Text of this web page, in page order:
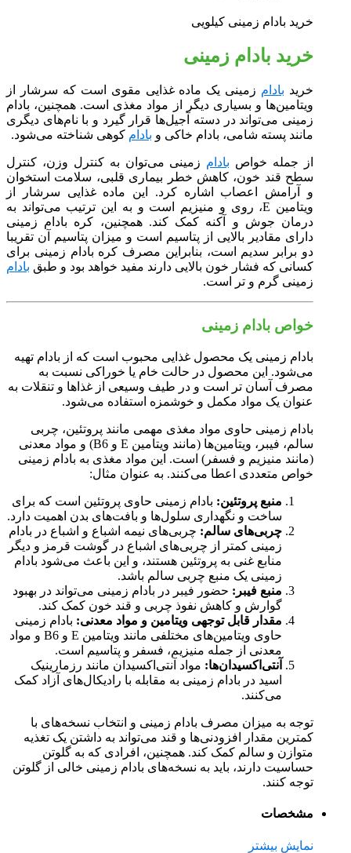
خرید بادام زمینی کیلویی
خرید بادام زمینی
خرید بادام زمینی یک ماده غذایی مقوی است که سرشار از
ویتامین‌ها و بسیاری دیگر از مواد مغذی است. همچنین، بادام
زمینی می‌تواند در دسته آجیل‌ها قرار گیرد و با نام‌های دیگری
مانند پسته شامی، بادام خاکی و بادام کوهی شناخته می‌شود.
از جمله خواص بادام زمینی می‌توان به کنترل وزن، کنترل
سطح قند خون، کاهش خطر بیماری قلبی، سلامت استخوان
و آرامش اعصاب اشاره کرد. این ماده غذایی سرشار از
ویتامین E، روی و منیزیم است و به این ترتیب می‌تواند به
درمان جوش و آکنه کمک کند. همچنین، کره بادام زمینی
دارای مقادیر بالایی از پتاسیم است و میزان پتاسیم آن تقریبا
دو برابر سدیم است، بنابراین مصرف کره بادام زمینی برای
کسانی که فشار خون بالایی دارند مفید خواهد بود و طبق بادام
زمینی گرم و تر است.
خواص بادام زمینی
بادام زمینی یک محصول غذایی محبوب است که از بادام تهیه
می‌شود. این محصول در حالت خام یا خوراکی نسبت به
مصرف آسان تر است و در طیف وسیعی از غذاها و تنقلات به
عنوان یک مواد مکمل و خوشمزه استفاده می‌شود.
بادام زمینی حاوی مواد مغذی مهمی مانند پروتئین، چربی
سالم، فیبر، ویتامین‌ها (مانند ویتامین E و B6) و مواد معدنی
(مانند منیزیم و فسفر) است. این مواد مغذی به بادام زمینی
خواص متعددی اعطا می‌کنند. به عنوان مثال:
منبع پروتئین: بادام زمینی حاوی پروتئین است که برای
ساخت و نگهداری سلول‌ها و بافت‌های بدن اهمیت دارد.
چربی‌های سالم: چربی‌های نیمه اشباع و اشباع در بادام
زمینی کمتر از چربی‌های اشباع در گوشت قرمز و دیگر
منابع غنی به پروتئین هستند، و این باعث می‌شود بادام
زمینی یک منبع چربی سالم باشد.
منبع فیبر: حضور فیبر در بادام زمینی می‌تواند در بهبود
گوارش و کاهش نفوذ چربی و قند خون کمک کند.
مقدار قابل توجهی ویتامین و مواد معدنی: بادام زمینی
حاوی ویتامین‌های مختلفی مانند ویتامین E و B6 و مواد
معدنی از جمله منیزیم، فسفر و پتاسیم است.
آنتی‌اکسیدان‌ها: مواد آنتی‌اکسیدان مانند رزمارینیک
اسید در بادام زمینی به مقابله با رادیکال‌های آزاد کمک
می‌کنند.
توجه به میزان مصرف بادام زمینی و انتخاب نسخه‌های با
کمترین مقدار افزودنی‌ها و قند می‌تواند به داشتن یک تغذیه
متوازن و سالم کمک کند. همچنین، افرادی که به گلوتن
حساسیت دارند، باید به نسخه‌های بادام زمینی خالی از گلوتن
توجه کنند.
مشخصات
نمایش بیشتر